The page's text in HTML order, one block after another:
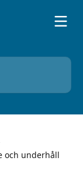
och underhåll